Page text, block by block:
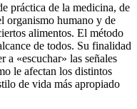
práctica de la medicina, de
organismo humano y de
alimentos. El método
de todos. Su finalidad
a «escuchar» las señales
le afectan los distintos
de vida más apropiado